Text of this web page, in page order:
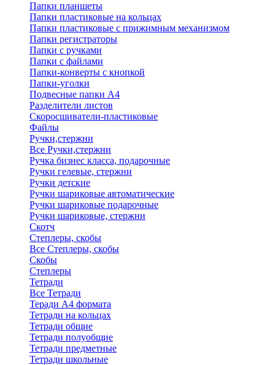
Папки планшеты
Папки пластиковые на кольцах
Папки пластиковые с прижимным механизмом
Папки регистраторы
Папки с ручками
Папки с файлами
Папки-конверты с кнопкой
Папки-уголки
Подвесные папки А4
Разделители листов
Скоросшиватели-пластиковые
Файлы
Ручки,стержни
Все Ручки,стержни
Ручка бизнес класса, подарочные
Ручки гелевые, стержни
Ручки детские
Ручки шариковые автоматические
Ручки шариковые подарочные
Ручки шариковые, стержни
Скотч
Степлеры, скобы
Все Степлеры, скобы
Скобы
Степлеры
Тетради
Все Тетради
Теради А4 формата
Тетради на кольцах
Тетради общие
Тетради полуобщие
Тетради предметные
Тетради школьные